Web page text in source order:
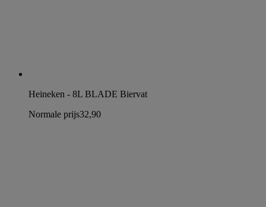
Heineken - 8L BLADE Biervat
Normale prijs32,90